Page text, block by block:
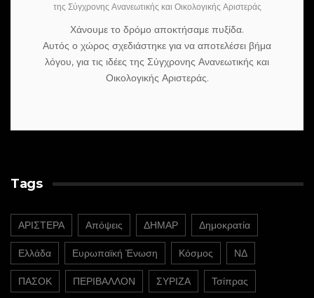
της Σύγχρονης Ανανεωτικής και Οικολογικής Αριστεράς
Χάνουμε το δρόμο αποκτήσαμε πυξίδα.
Αυτός ο χώρος σχεδιάστηκε για να αποτελέσει βήμα
λόγου, για τις ιδέες της Σύγχρονης Ανανεωτικής και
Οικολογικής Αριστεράς.
Tags
ΑΡΙΣΤΕΡΑ Απόψεις ΔΗΜΑΡ Δημοκρατία
Ελλάδα Ευρωπαϊκή Ένωση Κόσμος ΝΔ
ΠΑΣΟΚ ΠΕΡΙΒΑΛΛΟΝ ΣΥΡΙΖΑ Τσίπρας